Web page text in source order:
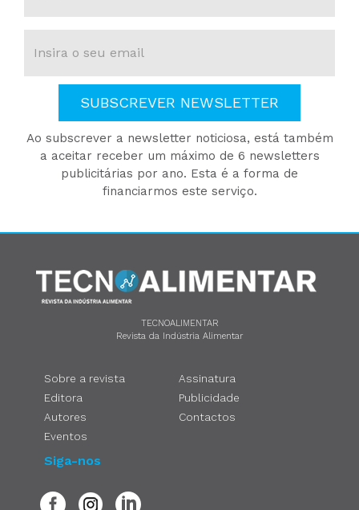
SUBSCREVER NEWSLETTER
Ao subscrever a newsletter noticiosa, está também
a aceitar receber um máximo de 6 newsletters
publicitárias por ano. Esta é a forma de
financiarmos este serviço.
TECNOALIMENTAR
Revista da Indústria Alimentar
Sobre a revista
Editora
Autores
Eventos
Assinatura
Publicidade
Contactos
Siga-nos